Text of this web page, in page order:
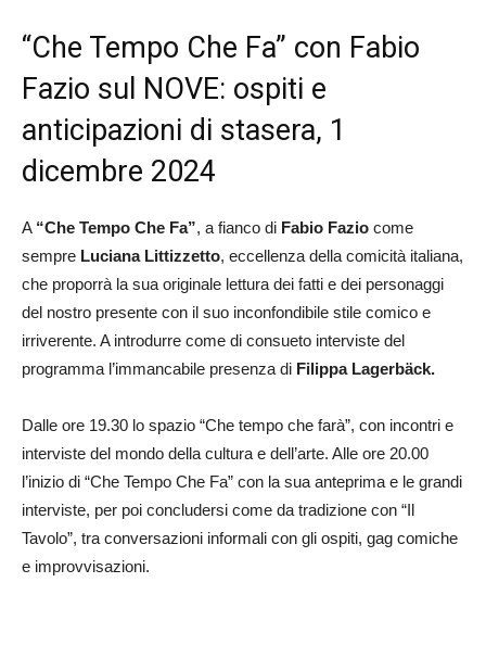
“Che Tempo Che Fa” con Fabio
Fazio sul NOVE: ospiti e
anticipazioni di stasera, 1
dicembre 2024
A “Che Tempo Che Fa”, a fianco di Fabio Fazio come
sempre Luciana Littizzetto, eccellenza della comicità italiana,
che proporrà la sua originale lettura dei fatti e dei personaggi
del nostro presente con il suo inconfondibile stile comico e
irriverente. A introdurre come di consueto interviste del
programma l’immancabile presenza di Filippa Lagerbäck.
Dalle ore 19.30 lo spazio “Che tempo che farà”, con incontri e
interviste del mondo della cultura e dell’arte. Alle ore 20.00
l’inizio di “Che Tempo Che Fa” con la sua anteprima e le grandi
interviste, per poi concludersi come da tradizione con “Il
Tavolo”, tra conversazioni informali con gli ospiti, gag comiche
e improvvisazioni.